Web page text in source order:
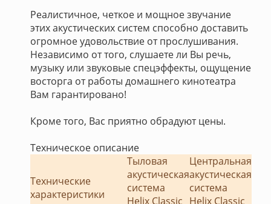
Реалистичное, четкое и мощное звучание
этих акустических систем способно доставить
огромное удовольствие от прослушивания.
Независимо от того, слушаете ли Вы речь,
музыку или звуковые спецэффекты, ощущение
восторга от работы домашнего кинотеатра
Вам гарантировано!
Кроме того, Вас приятно обрадуют цены.
Техническое описание
Технические
характеристики
Тыловая
акустическая
система
Helix Classic
Центральная
акустическая
система
Helix Classic